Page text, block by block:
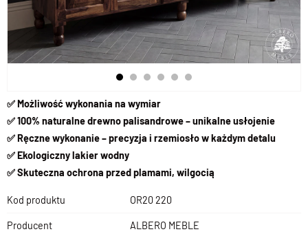
✅Możliwość wykonania na wymiar
✅ 100% naturalne drewno palisandrowe – unikalne usłojenie
✅ Ręczne wykonanie – precyzja i rzemiosło w każdym detalu
✅ Ekologiczny lakier wodny
✅ Skuteczna ochrona przed plamami, wilgocią
Kod produktu OR20 220
Producent ALBERO MEBLE